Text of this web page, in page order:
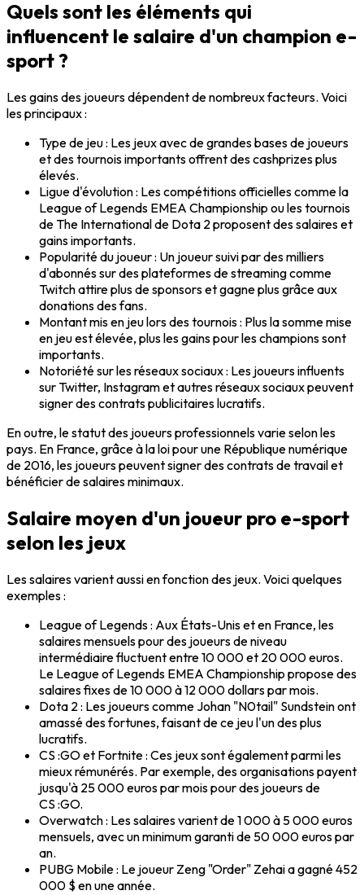
Quels sont les éléments qui
influencent le salaire d'un champion e-
sport ?
Les gains des joueurs dépendent de nombreux facteurs. Voici
les principaux :
Type de jeu: Les jeux avec de grandes bases de joueurs
et des tournois importants offrent des cashprizes plus
élevés.
Ligue d'évolution: Les compétitions officielles comme la
League of Legends EMEA Championship ou les tournois
deThe Internationalde Dota 2proposent des salaires et
gains importants.
Popularité du joueur: Un joueur suivi par des milliers
d'abonnés sur des plateformes de streaming comme
Twitchattire plus de sponsors et gagne plus grâce aux
donations des fans.
Montant mis en jeu lors des tournois: Plus la somme mise
en jeu est élevée, plus les gains pour les champions sont
importants.
Notoriété sur les réseaux sociaux: Les joueurs influents
surTwitter, Instagramet autres réseaux sociaux peuvent
signer des contrats publicitaires lucratifs.
En outre, le statut des joueurs professionnels varie selon les
pays. En France, grâce à la loi pour une République numérique
de 2016, les joueurs peuvent signer des contrats de travail et
bénéficier de salaires minimaux.
Salaire moyen d'un joueur pro e-sport
selon les jeux
Les salaires varient aussi en fonction des jeux. Voici quelques
exemples :
League of Legends: Aux États-Uniset en France, les
salaires mensuels pour des joueurs de niveau
intermédiaire fluctuent entre 10 000 et 20 000 euros.
Le League of Legends EMEA Championship propose des
salaires fixes de 10 000 à 12 000 dollars par mois.
Dota 2: Les joueurs comme Johan "N0tail" Sundsteinont
amassé des fortunes, faisant de ce jeu l'un des plus
lucratifs.
CS :GOet Fortnite: Ces jeux sont également parmi les
mieux rémunérés. Par exemple, des organisations payent
jusqu'à 25 000 euros par mois pour des joueurs de
CS :GO.
Overwatch: Les salaires varient de 1 000 à 5 000 euros
mensuels, avec un minimum garanti de 50 000 euros par
an.
PUBG Mobile: Le joueur Zeng "Order" Zehaia gagné 452
000 $ en une année.